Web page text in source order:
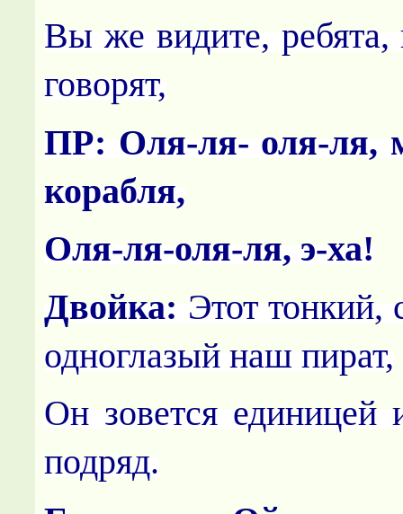
Вы же видите, ребята,
говорят,
ПР: Оля-ля- оля-ля,
корабля,
Оля-ля-оля-ля, э-ха!
Двойка: Этот тонкий,
одноглазый наш пират,
Он зовется единицей
подряд.